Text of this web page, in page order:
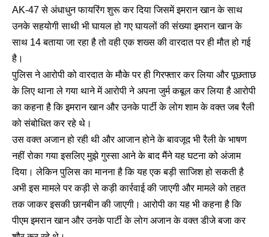
AK-47 से अंधाधुन फायरिंग शुरू कर दिया जिसमें इमरान खान के साथ
उनके सहयोगी साथी भी घायल हो गए घायलों की संख्या इमरान खान के
साथ 14 बताया जा रहा है तो वही एक शख्स की वारदात पर ही मौत हो गई
है।
पुलिस ने आरोपी को वारदात के मौके पर ही गिरफ्तार कर लिया और पूछताछ
के लिए थाना ले गया थाने में आरोपी ने अपना जुर्म कबूल कर लिया है आरोपी
का कहना है कि इमरान खान और उनके पार्टी के लोग शाम के वक्त जब रैली
को संबोधित कर रहे थे।
उस वक्त अजान हो रही थी और आजान होने के बावजूद भी रैली के भाषण
नहीं रोका गया इसलिए मुझे गुस्सा आने के बाद मैंने यह घटना को अंजाम
दिया। लेकिन पुलिस का मानना है कि यह एक बड़ी साजिश हो सकती है
अभी इस मामले पर कड़ी से कड़ी कार्रवाई की जाएगी और मामले को तहत
तक जाकर इसकी छानबीन की जाएगी। आरोपी का यह भी कहना है कि
पीएम इमरान खान और उनके पार्टी के लोग अजान के वक्त डीजे बजा कर